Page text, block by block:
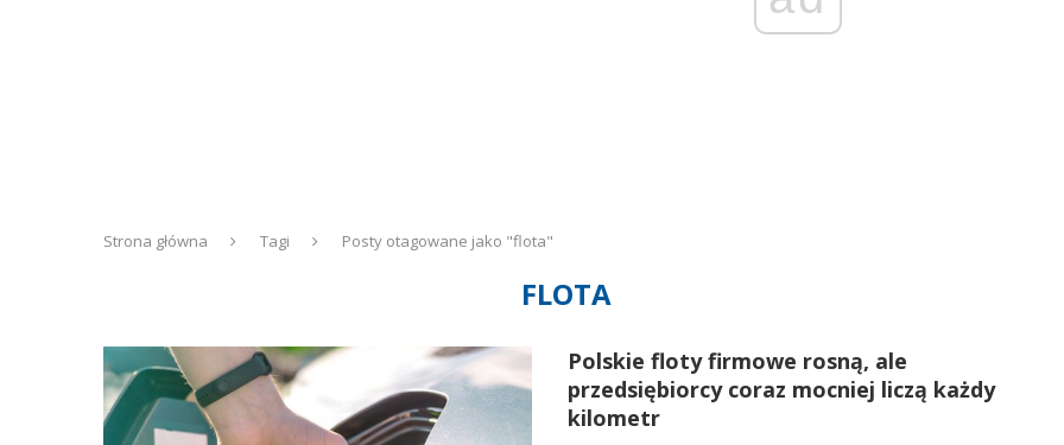
Strona główna Tagi Posty otagowane jako "flota"
FLOTA
Polskie floty firmowe rosną, ale
przedsiębiorcy coraz mocniej liczą każdy
kilometr